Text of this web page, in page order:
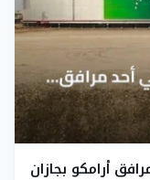
أرامكو بجازان